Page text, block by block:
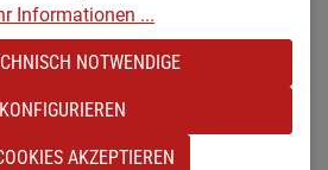
Gib den gewünschten
IN DEN WARENKORB
Informationen ...
NOTWENDIGE
KONFIGURIEREN
AKZEPTIEREN